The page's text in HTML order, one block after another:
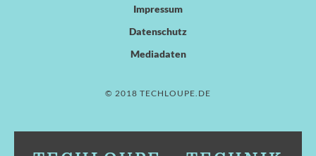
Impressum
Datenschutz
Mediadaten
© 2018 TECHLOUPE.DE